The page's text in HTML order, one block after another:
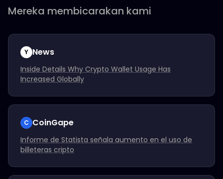
Mereka membicarakan kami
Y News
Inside Details Why Crypto Wallet Usage Has
Increased Globally
C CoinGape
Informe de Statista señala aumento en el uso de
billeteras cripto